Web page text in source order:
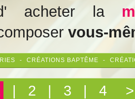
acheter la
vous-
- CRÉATIONS BAPTÊME -
| 2 | 3 | 4 >